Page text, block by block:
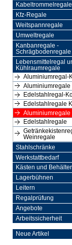
Kabeltrommelregale
Kfz-Regale
Weitspannregale
Umweltregale
Kanbanregale -
Schrägbodenregale
Lebensmittelregal
Kühlraumregale
Aluminiumregal-
Aluminiumregale
Edelstahlregal-
Edelstahlregale
Aluminiumregale
Edelstahlregale
Weinregale
Stahlschränke
Werkstattbedarf
Kästen und Behälter
Lagerbühnen
Leitern
Regalprüfung
Angebote
Arbeitssicherheit
Neue Artikel